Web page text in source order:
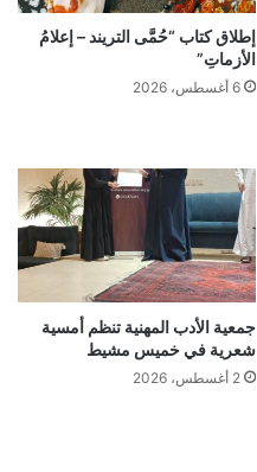
إطلاق كتاب “حُمَّى التريند – إعلامُ
الأزماتِ”
6 أغسطس، 2026
جمعية الأدب المهنية تنظم أمسية
شعرية في خميس مشيط
2 أغسطس، 2026